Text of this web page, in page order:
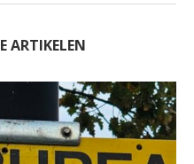
ARTIKELEN